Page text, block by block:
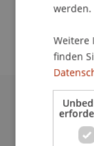
An-Institut
Universität
Fürst-Franz-
werden.
Weitere
finden